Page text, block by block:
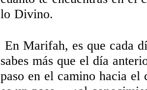
lo Divino.
En Marifah, es que cada
sabes más que el día
paso en el camino hacia